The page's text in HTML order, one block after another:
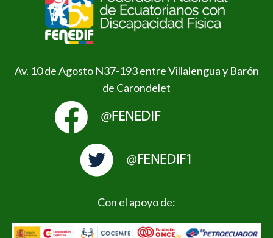
Av. 10 de Agosto N37-193 entre Villalengua y Barón
de Carondelet
Con el apoyo de: